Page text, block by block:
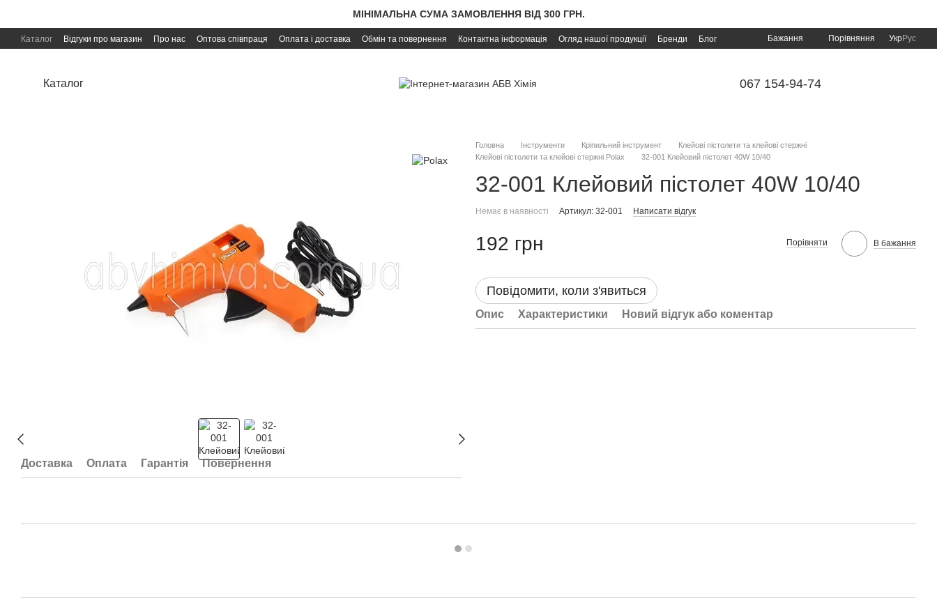
МІНІМАЛЬНА СУМА ЗАМОВЛЕННЯ ВІД 300 ГРН.
Каталог Відгуки про магазин Про нас Оптова співпраця Оплата і доставка Обмін та повернення Контактна інформація Огляд нашої продукції Бренди
Блог
Бажання Порівняння УкрРус
Каталог 067 154-94-74
Доставка Оплата Гарантія Повернення
Головна Інструменти Кріпильний інструмент
Клейові пістолети та клейові стержні
Клейові пістолети та клейові стержні Polax
32-001 Клейовий пістолет 40W 10/40
32-001 Клейовий пістолет 40W 10/40
Немає в наявності Артикул: 32-001 Написати відгук
192 грн Порівняти В бажання
Повідомити, коли з'явиться
Опис Характеристики Новий відгук або коментар